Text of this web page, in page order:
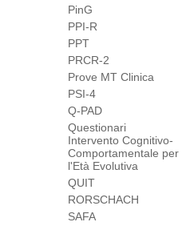
PinG
PPI-R
PPT
PRCR-2
Prove MT Clinica
PSI-4
Q-PAD
Questionari
Intervento Cognitivo-
Comportamentale per
l'Età Evolutiva
QUIT
RORSCHACH
SAFA